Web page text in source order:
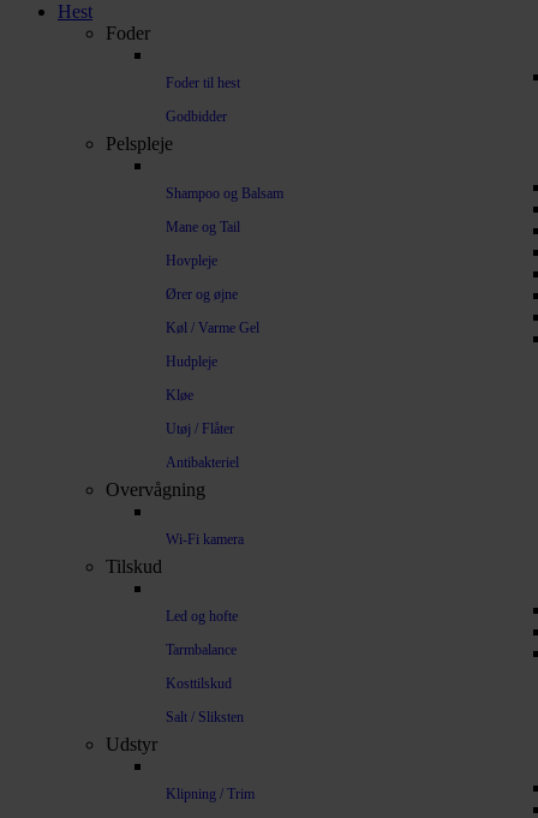
Hest
Foder
Foder til hest
Godbidder
Pelspleje
Shampoo og Balsam
Mane og Tail
Hovpleje
Ører og øjne
Køl / Varme Gel
Hudpleje
Kløe
Utøj / Flåter
Antibakteriel
Overvågning
Wi-Fi kamera
Tilskud
Led og hofte
Tarmbalance
Kosttilskud
Salt / Sliksten
Udstyr
Klipning / Trim